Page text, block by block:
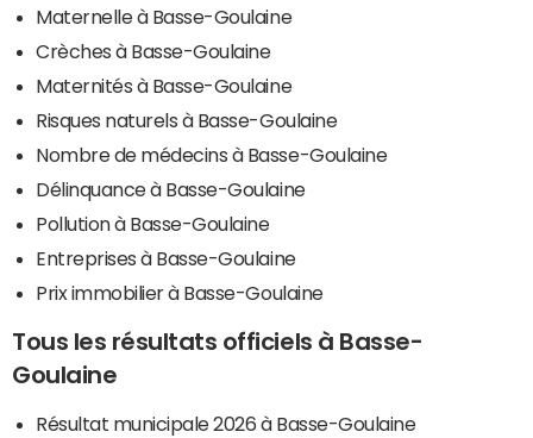
Maternelle à Basse-Goulaine
Crèches à Basse-Goulaine
Maternités à Basse-Goulaine
Risques naturels à Basse-Goulaine
Nombre de médecins à Basse-Goulaine
Délinquance à Basse-Goulaine
Pollution à Basse-Goulaine
Entreprises à Basse-Goulaine
Prix immobilier à Basse-Goulaine
Tous les résultats officiels à Basse-
Goulaine
Résultat municipale 2026 à Basse-Goulaine